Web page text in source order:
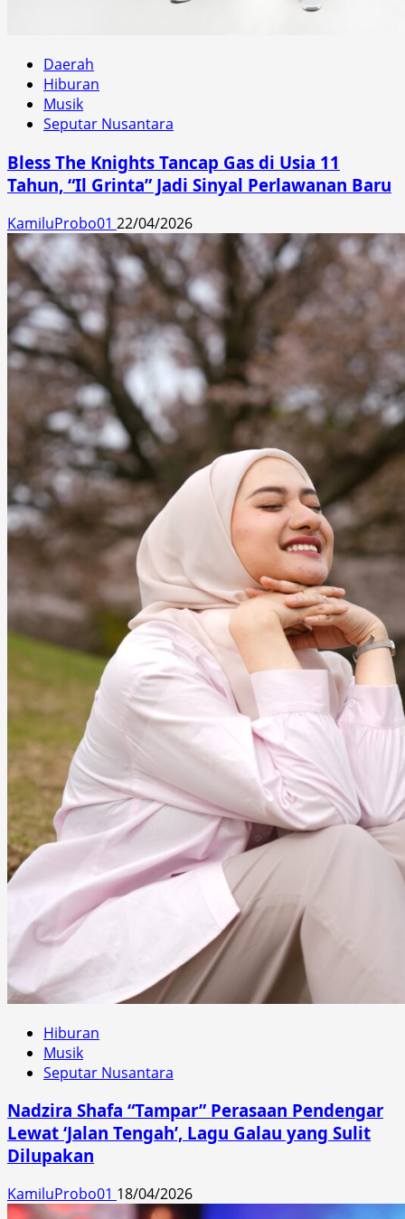
Daerah
Hiburan
Musik
Seputar Nusantara
Bless The Knights Tancap Gas di Usia 11
Tahun, “Il Grinta” Jadi Sinyal Perlawanan Baru
KamiluProbo01 22/04/2026
Hiburan
Musik
Seputar Nusantara
Nadzira Shafa “Tampar” Perasaan Pendengar
Lewat ‘Jalan Tengah’, Lagu Galau yang Sulit
Dilupakan
KamiluProbo01 18/04/2026